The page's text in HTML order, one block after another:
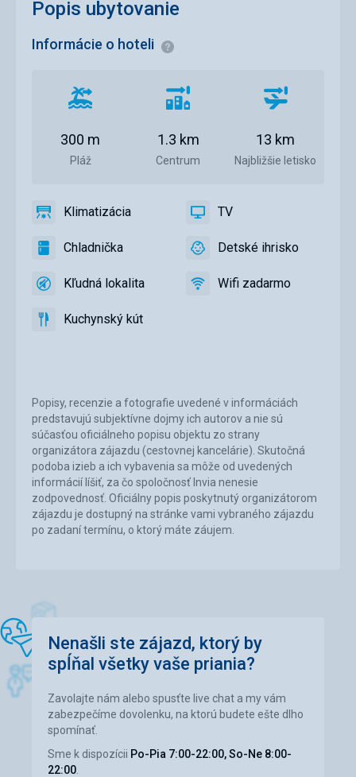
Popisy, recenzie a fotografie uvedené v informáciách
predstavujú subjektívne dojmy ich autorov a nie sú
súčasťou oficiálneho popisu objektu zo strany
organizátora zájazdu (cestovnej kancelárie). Skutočná
podoba izieb a ich vybavenia sa môže od uvedených
informácií líšiť, za čo spoločnosť Invia nenesie
zodpovednosť. Oficiálny popis poskytnutý organizátorom
zájazdu je dostupný na stránke vami vybraného zájazdu
po zadaní termínu, o ktorý máte záujem.
Popis ubytovanie
Informácie o hoteli Informácie
Vzdialenosť
pláže
Pláž
300 m
Vzdialenosť
centra
Centrum
1.3 km
Vzdialenosť
letiska
Najbližšie letisko
13 km
Klimatizácia
Klimatizácia
áno TV TV
áno
Chladnička
Chladnička
áno
DetskéDetské ihrisko
áno
KľudnáKľudná lokalita
áno
Wifi
Wifi zadarmo
áno
Kuchynský
Kuchynský kút
áno
Nenašli ste zájazd, ktorý by
spĺňal všetky vaše priania?
Zavolajte nám alebo spusťte live chat a my vám
zabezpečíme dovolenku, na ktorú budete ešte dlho
spomínať.
Sme k dispozícii Po-Pia 7:00-22:00, So-Ne 8:00-
22:00